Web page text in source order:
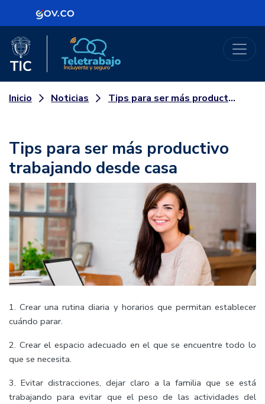
Logo Gobierno de Colombia
Logo del Ministerio TIC
Inicio Noticias Tips para ser más productivo trabajando desde casa
Tips para ser más productivo
trabajando desde casa
1. Crear una rutina diaria y horarios que permitan establecer
cuándo parar.
2. Crear el espacio adecuado en el que se encuentre todo lo
que se necesita.
3. Evitar distracciones, dejar claro a la familia que se está
trabajando para evitar que el peso de las actividades del